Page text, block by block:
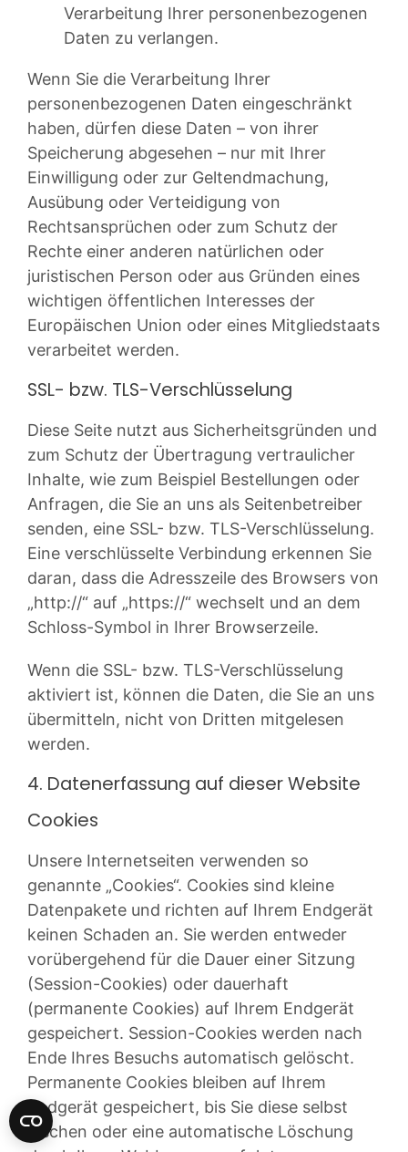
Verarbeitung Ihrer personenbezogenen
Daten zu verlangen.
Wenn Sie die Verarbeitung Ihrer
personenbezogenen Daten eingeschränkt
haben, dürfen diese Daten – von ihrer
Speicherung abgesehen – nur mit Ihrer
Einwilligung oder zur Geltendmachung,
Ausübung oder Verteidigung von
Rechtsansprüchen oder zum Schutz der
Rechte einer anderen natürlichen oder
juristischen Person oder aus Gründen eines
wichtigen öffentlichen Interesses der
Europäischen Union oder eines Mitgliedstaats
verarbeitet werden.
SSL- bzw. TLS-Verschlüsselung
Diese Seite nutzt aus Sicherheitsgründen und
zum Schutz der Übertragung vertraulicher
Inhalte, wie zum Beispiel Bestellungen oder
Anfragen, die Sie an uns als Seitenbetreiber
senden, eine SSL- bzw. TLS-Verschlüsselung.
Eine verschlüsselte Verbindung erkennen Sie
daran, dass die Adresszeile des Browsers von
„http://“ auf „https://“ wechselt und an dem
Schloss-Symbol in Ihrer Browserzeile.
Wenn die SSL- bzw. TLS-Verschlüsselung
aktiviert ist, können die Daten, die Sie an uns
übermitteln, nicht von Dritten mitgelesen
werden.
4. Datenerfassung auf dieser Website
Cookies
Unsere Internetseiten verwenden so
genannte „Cookies“. Cookies sind kleine
Datenpakete und richten auf Ihrem Endgerät
keinen Schaden an. Sie werden entweder
vorübergehend für die Dauer einer Sitzung
(Session-Cookies) oder dauerhaft
(permanente Cookies) auf Ihrem Endgerät
gespeichert. Session-Cookies werden nach
Ende Ihres Besuchs automatisch gelöscht.
Permanente Cookies bleiben auf Ihrem
Endgerät gespeichert, bis Sie diese selbst
löschen oder eine automatische Löschung